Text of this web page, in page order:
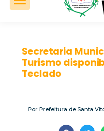
Secretaria
Turismo
Teclado
PorPrefeitura de Santa